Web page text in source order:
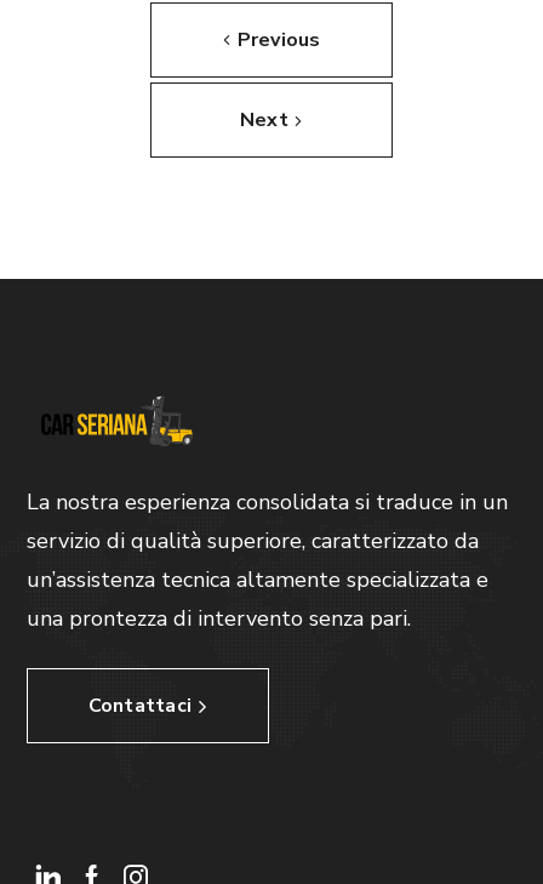
Previous
Next
La nostra esperienza consolidata si traduce in un
servizio di qualità superiore, caratterizzato da
un’assistenza tecnica altamente specializzata e
una prontezza di intervento senza pari.
Contattaci